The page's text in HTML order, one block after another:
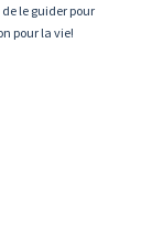
le guider pour
pour la vie!